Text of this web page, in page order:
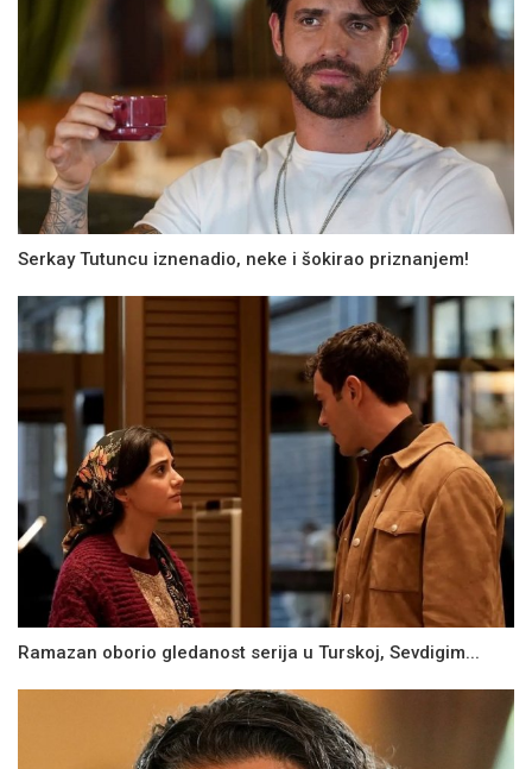
Serkay Tutuncu iznenadio, neke i šokirao priznanjem!
Ramazan oborio gledanost serija u Turskoj, Sevdigim...